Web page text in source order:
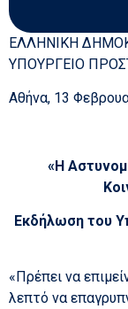
ΕΛΛΗΝΙΚΗ
ΥΠΟΥΡΓΕΙΟ
Αθήνα, 13
«Η
Εκδήλωση του
«Πρέπει να
λεπτό να